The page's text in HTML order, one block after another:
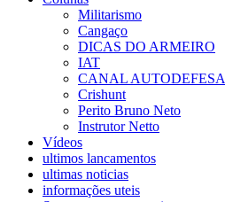
Militarismo
Cangaço
DICAS DO ARMEIRO
IAT
CANAL AUTODEFESA
Crishunt
Perito Bruno Neto
Instrutor Netto
Vídeos
ultimos lancamentos
ultimas noticias
informações uteis